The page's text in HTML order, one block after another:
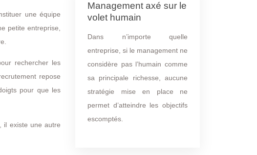
une équipe
petite entreprise,
rechercher les
repose
pour que les
il existe une autre
Management axé sur le
volet humain
Dans n’importe quelle
entreprise, si le management ne
considère pas l’humain comme
sa principale richesse, aucune
stratégie mise en place ne
permet d’atteindre les objectifs
escomptés.